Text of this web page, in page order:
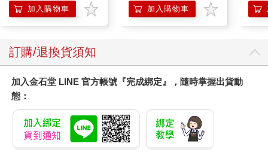
加入購物車 加入購物車
訂購/退換貨須知
加入金石堂 LINE 官方帳號『完成綁定』，隨時掌握出貨動
態：